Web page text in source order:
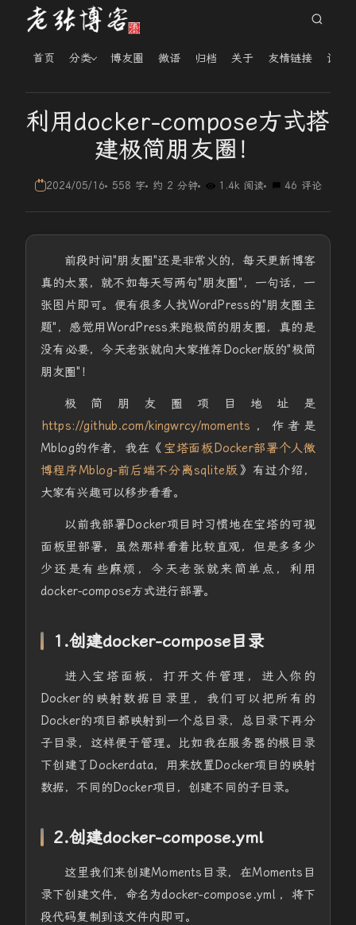
首页 分类 博友圈 微语 归档 关于 友情链接 读者
利用docker-compose方式搭
建极简朋友圈！
2024/05/16 558 字 约 2 分钟 1.4k 阅读 46 评论
前段时间"朋友圈"还是非常火的，每天更新博客
真的太累，就不如每天写两句"朋友圈"，一句话，一
张图片即可。便有很多人找WordPress的"朋友圈主
题"，感觉用WordPress来跑极简的朋友圈，真的是
没有必要，今天老张就向大家推荐Docker版的"极简
朋友圈"！
极简朋友圈项目地址是
https://github.com/kingwrcy/moments ，作者是
Mblog的作者，我在《 宝塔面板Docker部署个人微
博程序Mblog-前后端不分离sqlite版 》有过介绍，
大家有兴趣可以移步看看。
以前我部署Docker项目时习惯地在宝塔的可视
面板里部署，虽然那样看着比较直观，但是多多少
少还是有些麻烦，今天老张就来简单点，利用
docker-compose方式进行部署。
1.创建docker-compose目录
进入宝塔面板，打开文件管理，进入你的
Docker的映射数据目录里，我们可以把所有的
Docker的项目都映射到一个总目录，总目录下再分
子目录，这样便于管理。比如我在服务器的根目录
下创建了Dockerdata，用来放置Docker项目的映射
数据，不同的Docker项目，创建不同的子目录。
2.创建docker-compose.yml
这里我们来创建Moments目录，在Moments目
录下创建文件，命名为docker-compose.yml ，将下
段代码复制到该文件内即可。